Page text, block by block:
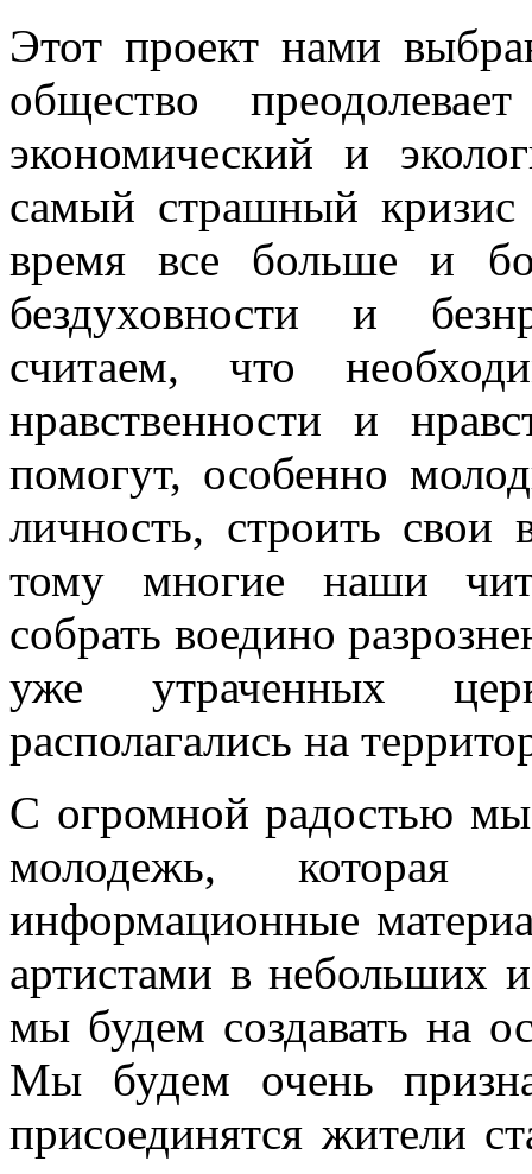
Этот проект нами
общество
экономический и
самый страшный
время все больше и
бездуховности и
считаем, что
нравственности и
помогут, особенно
личность, строить
тому многие наши
собрать воедино
уже утраченных
располагались на
С огромной радостью
молодежь, которая
информационные
артистами в небольших
мы будем создавать на
Мы будем очень
присоединятся жители